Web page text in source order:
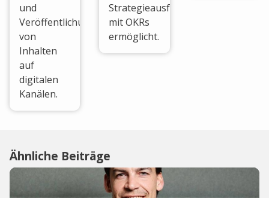
und
Veröffentlichung
von
Inhalten
auf
digitalen
Kanälen.
Strategieausführung
mit OKRs
ermöglicht.
Ähnliche Beiträge